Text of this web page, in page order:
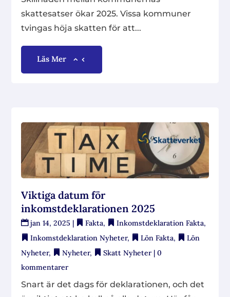
skattesatser ökar 2025. Vissa kommuner
tvingas höja skatten för att...
Läs Mer
Viktiga datum för
inkomstdeklarationen 2025
jan 14, 2025 | Fakta, Inkomstdeklaration Fakta,
Inkomstdeklaration Nyheter, Lön Fakta,
Lön
Nyheter, Nyheter, Skatt Nyheter| 0
kommentarer
Snart är det dags för deklarationen, och det